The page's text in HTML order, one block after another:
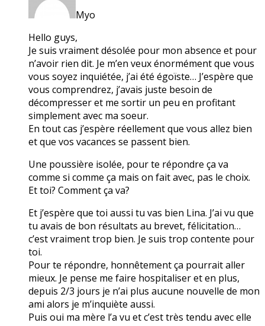
Myo
Hello guys,
Je suis vraiment désolée pour mon absence et pour
n’avoir rien dit. Je m’en veux énormément que vous
vous soyez inquiétée, j’ai été égoïste… J’espère que
vous comprendrez, j’avais juste besoin de
décompresser et me sortir un peu en profitant
simplement avec ma soeur.
En tout cas j’espère réellement que vous allez bien
et que vos vacances se passent bien.
Une poussière isolée, pour te répondre ça va
comme si comme ça mais on fait avec, pas le choix.
Et toi? Comment ça va?
Et j’espère que toi aussi tu vas bien Lina. J’ai vu que
tu avais de bon résultats au brevet, félicitation…
c’est vraiment trop bien. Je suis trop contente pour
toi.
Pour te répondre, honnêtement ça pourrait aller
mieux. Je pense me faire hospitaliser et en plus,
depuis 2/3 jours je n’ai plus aucune nouvelle de mon
ami alors je m’inquiète aussi.
Puis oui ma mère l’a vu et c’est très tendu avec elle